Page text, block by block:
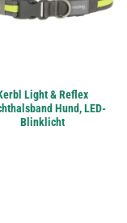
Light & Reflex
Hund, LED-
Blinklicht